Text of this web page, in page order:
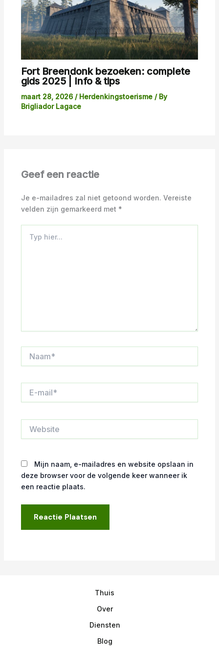
Fort Breendonk bezoeken: complete
gids 2025 | Info & tips
maart 28, 2026 / Herdenkingstoerisme/ By
Brigliador Lagace
Geef een reactie
Je e-mailadres zal niet getoond worden. Vereiste
velden zijn gemarkeerd met *
hier...
mail*
Mijn naam, e-mailadres en website opslaan in
deze browser voor de volgende keer wanneer ik
een reactie plaats.
Thuis
Over
Diensten
Blog